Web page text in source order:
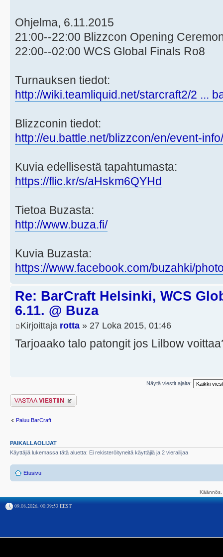
Ohjelma, 6.11.2015
21:00--22:00 Blizzcon Opening
22:00--02:00 WCS Global Finals Ro8
Turnauksen tiedot:
http://wiki.teamliquid.net/starcraft2/2 ...
Blizzconin tiedot:
http://eu.battle.net/blizzcon/en/event-info/
Kuvia edellisestä tapahtumasta:
https://flic.kr/s/aHskm6QYHd
Tietoa Buzasta:
http://www.buza.fi/
Kuvia Buzasta:
https://www.facebook.com/buzahki/
Re: BarCraft Helsinki, WCS
6.11. @ Buza
Kirjoittaja rotta » 27 Loka 2015, 01:46
Tarjoaako talo patongit jos Lilbow
Näytä viestit ajalta:
Lähetä vastaus
Paluu BarCraft
PAIKALLAOLIJAT
Käyttäjiä lukemassa tätä aluetta: Ei rekisteröityneitä käyttäjiä ja 2 vierailijaa
Etusivu
09.08.2026, 00:39:53 EEST